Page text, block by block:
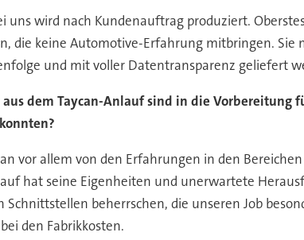
uns wird nach Kundenauftrag produziert.
die keine Automotive-Erfahrung mitbringen. Sie
und mit voller Datentransparenz geliefert
dem Taycan-Anlauf sind in die Vorbereitung
vor allem von den Erfahrungen in den
hat seine Eigenheiten und unerwartete
Schnittstellen beherrschen, die unseren Job
den Fabrikkosten.